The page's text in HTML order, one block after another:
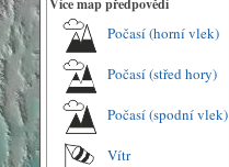
Více map předpovědí
Počasí (horní vlek)
Počasí (střed hory)
Počasí (spodní vlek)
Vítr